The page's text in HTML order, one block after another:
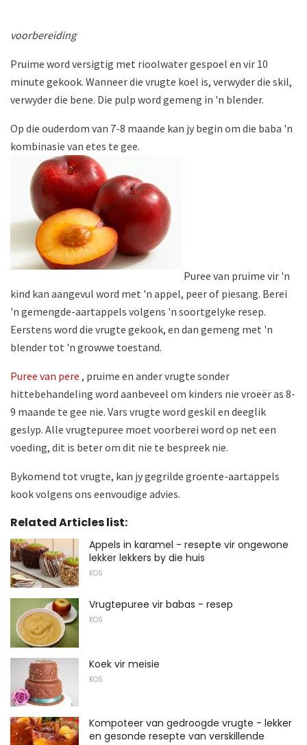
voorbereiding
Pruime word versigtig met rioolwater gespoel en vir 10
minute gekook. Wanneer die vrugte koel is, verwyder die skil,
verwyder die bene. Die pulp word gemeng in 'n blender.
Op die ouderdom van 7-8 maande kan jy begin om die baba 'n
kombinasie van etes te gee.
Puree van pruime vir 'n
kind kan aangevul word met 'n appel, peer of piesang. Berei
'n gemengde-aartappels volgens 'n soortgelyke resep.
Eerstens word die vrugte gekook, en dan gemeng met 'n
blender tot 'n growwe toestand.
Puree van pere , pruime en ander vrugte sonder
hittebehandeling word aanbeveel om kinders nie vroeër as 8-
9 maande te gee nie. Vars vrugte word geskil en deeglik
geslyp. Alle vrugtepuree moet voorberei word op net een
voeding, dit is beter om dit nie te bespreek nie.
Bykomend tot vrugte, kan jy gegrilde groente-aartappels
kook volgens ons eenvoudige advies.
Related Articles list:
Appels in karamel - resepte vir ongewone
lekker lekkers by die huis
KOS
Vrugtepuree vir babas - resep
KOS
Koek vir meisie
KOS
Kompoteer van gedroogde vrugte - lekker
en gesonde resepte van verskillende